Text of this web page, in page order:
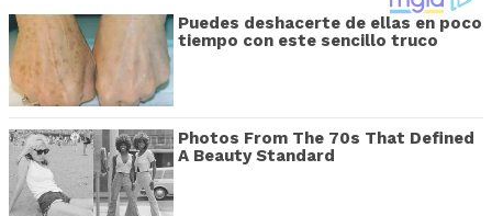
Puedes deshacerte de ellas en poco
tiempo con este sencillo truco
Photos From The 70s That Defined
A Beauty Standard